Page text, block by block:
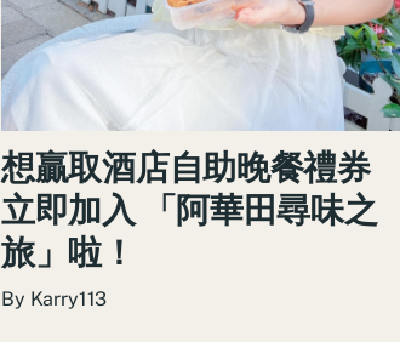
想贏取酒店自助晚餐禮券
立即加入 「阿華田尋味之
旅」啦！
By Karry113